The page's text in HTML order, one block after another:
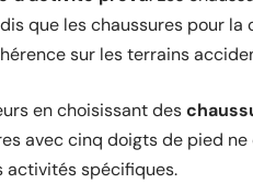
que les chaussures pour la
sur les terrains
en choisissant des
avec cinq doigts de pied
activités spécifiques.